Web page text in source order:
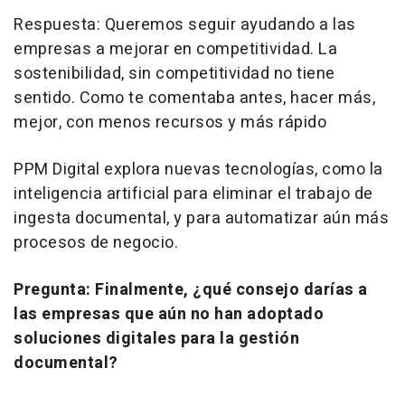
Respuesta: Queremos seguir ayudando a las
empresas a mejorar en competitividad. La
sostenibilidad, sin competitividad no tiene
sentido. Como te comentaba antes, hacer más,
mejor, con menos recursos y más rápido
PPM Digital explora nuevas tecnologías, como la
inteligencia artificial para eliminar el trabajo de
ingesta documental, y para automatizar aún más
procesos de negocio.
Pregunta: Finalmente, ¿qué consejo darías a
las empresas que aún no han adoptado
soluciones digitales para la gestión
documental?